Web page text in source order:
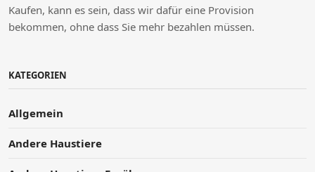
Kaufen, kann es sein, dass wir dafür eine Provision
bekommen, ohne dass Sie mehr bezahlen müssen.
KATEGORIEN
Allgemein
Andere Haustiere